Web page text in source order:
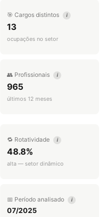
🎯 Cargos distintos i
13
ocupações no setor
👥 Profissionais i
965
últimos 12 meses
🔁 Rotatividade i
48.8%
alta — setor dinâmico
📅 Período analisado i
07/2025